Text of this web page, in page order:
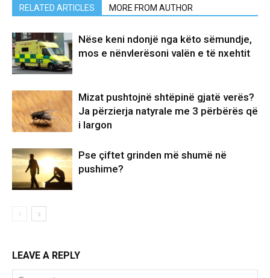
RELATED ARTICLES MORE FROM AUTHOR
Nëse keni ndonjë nga këto sëmundje,
mos e nënvlerësoni valën e të nxehtit
Mizat pushtojnë shtëpinë gjatë verës?
Ja përzierja natyrale me 3 përbërës që
i largon
Pse çiftet grinden më shumë në
pushime?
LEAVE A REPLY